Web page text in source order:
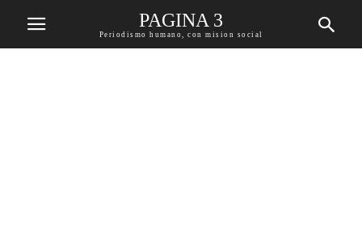
PAGINA 3
Periodismo humano, con mision social